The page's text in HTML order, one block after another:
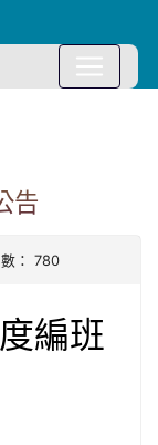
告
： 780
編班